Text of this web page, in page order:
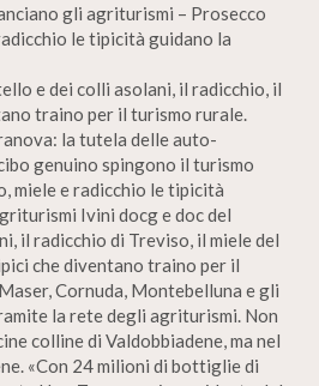
gli agriturismi – Prosecco
le tipicità guidano la
e dei colli asolani, il radicchio, il
traino per il turismo rurale.
la tutela delle auto-
genuino spingono il turismo
miele e radicchio le tipicità
Ivini docg e doc del
il radicchio di Treviso, il miele del
che diventano traino per il
Cornuda, Montebelluna e gli
la rete degli agriturismi. Non
colline di Valdobbiadene, ma nel
«Con 24 milioni di bottiglie di